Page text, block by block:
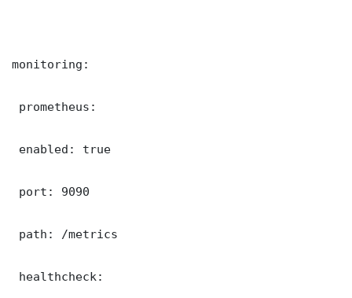
monitoring:
prometheus:
enabled: true
port: 9090
path: /metrics
healthcheck: